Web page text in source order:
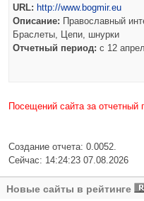
URL: http://www.bogmir.eu
Описание: Православный
Браслеты, Цепи, шнурки
Отчетный период: c 12
Посещений сайта за отчетный
Создание отчета: 0.0052.
Сейчас: 14:24:23 07.08.2026
Новые сайты в рейтинге